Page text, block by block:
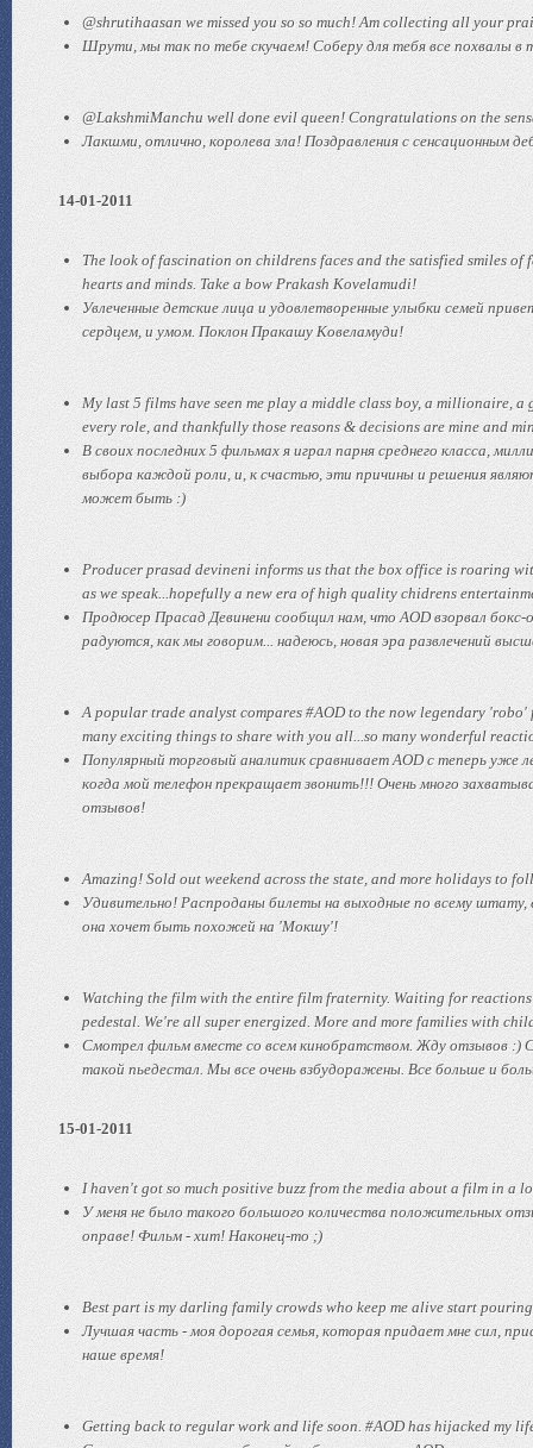
@shrutihaasan we missed you so so much! Am collecting all your
Шрути, мы так по тебе скучаем! Соберу для тебя все похвалы
@LakshmiManchu well done evil queen! Congratulations on the
Лакшми, отлично, королева зла! Поздравления с сенсационным
14-01-2011
The look of fascination on childrens faces and the satisfied smiles
hearts and minds. Take a bow Prakash Kovelamudi!
Увлеченные детские лица и удовлетворенные улыбки семей
сердцем, и умом. Поклон Пракашу Ковеламуди!
My last 5 films have seen me play a middle class boy, a millionaire,
every role, and thankfully those reasons & decisions are mine and
В своих последних 5 фильмах я играл парня среднего класса,
выбора каждой роли, и, к счастью, эти причины и решения
может быть :)
Producer prasad devineni informs us that the box office is roaring
as we speak...hopefully a new era of high quality chidrens
Продюсер Прасад Девинени сообщил нам, что AOD взорвал
радуются, как мы говорим... надеюсь, новая эра развлечений
A popular trade analyst compares #AOD to the now legendary
many exciting things to share with you all...so many wonderful
Популярный торговый аналитик сравнивает AOD с теперь
когда мой телефон прекращает звонить!!! Очень много
отзывов!
Amazing! Sold out weekend across the state, and more holidays to
Удивительно! Распроданы билеты на выходные по всему штату,
она хочет быть похожей на 'Мокшу'!
Watching the film with the entire film fraternity. Waiting for
pedestal. We're all super energized. More and more families with
Смотрел фильм вместе со всем кинобратством. Жду отзывов :)
такой пьедестал. Мы все очень взбудоражены. Все больше и
15-01-2011
I haven't got so much positive buzz from the media about a film in
У меня не было такого большого количества положительных
оправе! Фильм - хит! Наконец-то ;)
Best part is my darling family crowds who keep me alive start
Лучшая часть - моя дорогая семья, которая придает мне сил,
наше время!
Getting back to regular work and life soon. #AOD has hijacked my